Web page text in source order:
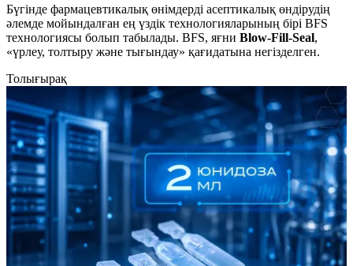
Бүгінде фармацевтикалық өнімдерді асептикалық өндірудің
әлемде мойындалған ең үздік технологияларының бірі BFS
технологиясы болып табылады. BFS, яғни Blow-Fill-Seal,
«үрлеу, толтыру және тығындау» қағидатына негізделген.
Толығырақ